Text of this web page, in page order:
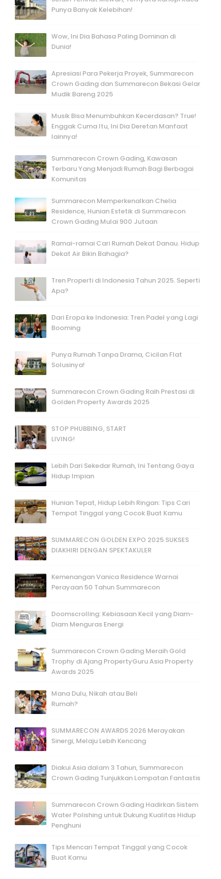
Punya Banyak Kelebihan!
Wow, Ini Dia Bahasa Paling Dominan di
Dunia!
Apresiasi Para Pekerja Proyek, Summarecon
Crown Gading dan Summarecon Bekasi Gelar
Mudik Bareng 2025
Musik Bisa Menumbuhkan Kecerdasan? True!
Enggak Cuma Itu, Ini Dia Deretan Manfaat
lainnya!
Summarecon Crown Gading, Kawasan
Terbaru Yang Menjadi Rumah Bagi Berbagai
Komunitas
Summarecon Memperkenalkan Chelia
Residence, Hunian Estetik di Summarecon
Crown Gading Mulai 900 Jutaan
Ramai-ramai Cari Rumah Dekat Danau. Hidup
Dekat Air Bikin Bahagia?
Tren Properti di Indonesia Tahun 2025. Seperti
Apa?
Dari Eropa ke Indonesia: Tren Padel yang Lagi
Booming
Punya Rumah Tanpa Drama, Cicilan Flat
Solusinya!
Summarecon Crown Gading Raih Prestasi di
Golden Property Awards 2025
STOP PHUBBING, START
LIVING!
Lebih Dari Sekedar Rumah, Ini Tentang Gaya
Hidup Impian
Hunian Tepat, Hidup Lebih Ringan: Tips Cari
Tempat Tinggal yang Cocok Buat Kamu
SUMMARECON GOLDEN EXPO 2025 SUKSES
DIAKHIRI DENGAN SPEKTAKULER
Kemenangan Vanica Residence Warnai
Perayaan 50 Tahun Summarecon
Doomscrolling: Kebiasaan Kecil yang Diam-
Diam Menguras Energi
Summarecon Crown Gading Meraih Gold
Trophy di Ajang PropertyGuru Asia Property
Awards 2025
Mana Dulu, Nikah atau Beli
Rumah?
SUMMARECON AWARDS 2026 Merayakan
Sinergi, Melaju Lebih Kencang
Diakui Asia dalam 3 Tahun, Summarecon
Crown Gading Tunjukkan Lompatan Fantastis
Summarecon Crown Gading Hadirkan Sistem
Water Polishing untuk Dukung Kualitas Hidup
Penghuni
Tips Mencari Tempat Tinggal yang Cocok
Buat Kamu